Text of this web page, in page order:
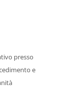
presso
e